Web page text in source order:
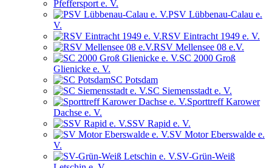
Pfeffersport e. V.
PSV Lübbenau-Calau e.
V.
RSV Eintracht 1949 e. V.
RSV Mellensee 08 e.V.
SC 2000 Groß
Glienicke e. V.
SC Potsdam
SC Siemensstadt e. V.
Sporttreff Karower
Dachse e. V.
SSV Rapid e. V.
SV Motor Eberswalde e.
V.
SV-Grün-Weiß